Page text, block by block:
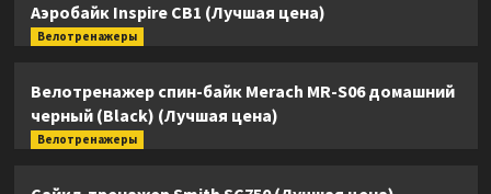
Аэробайк Inspire CB1 (Лучшая цена)
Велотренажеры
Велотренажер спин-байк Merach MR-S06 домашний
черный (Black) (Лучшая цена)
Велотренажеры